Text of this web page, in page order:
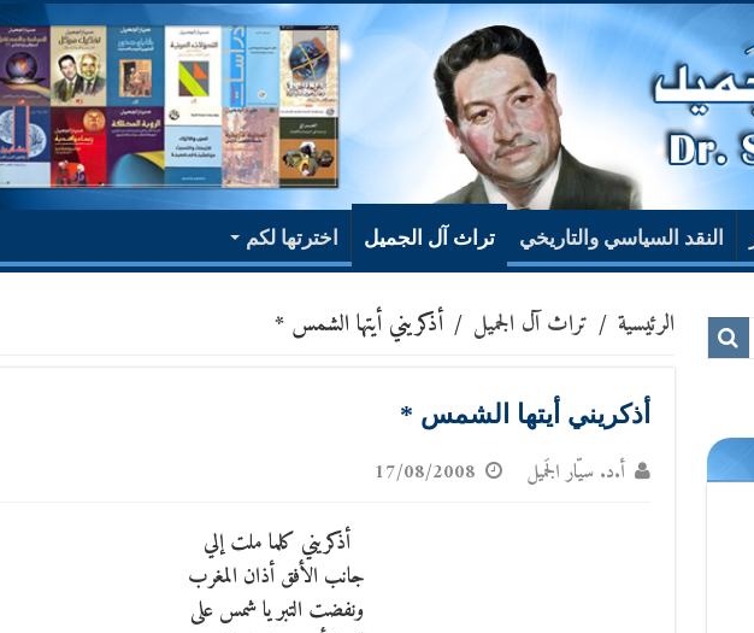
النقد السياسي والتاريخي تراث آل الجميل اخترتها لكم
الرئيسية / تراث آل الجميل / أذكريني أيتها الشمس *
أذكريني أيتها الشمس *
أ.د. سيّار الجَميل 17/08/2008
أذكريني كلما ملت إلي
جانب الأفق أذان المغرب
ونفضت التبر يا شمس على